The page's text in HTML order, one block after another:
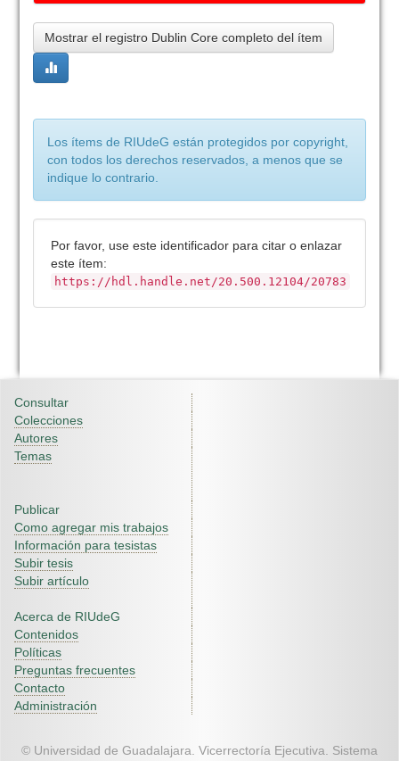
Mostrar el registro Dublin Core completo del ítem
Los ítems de RIUdeG están protegidos por copyright,
con todos los derechos reservados, a menos que se
indique lo contrario.
Por favor, use este identificador para citar o enlazar
este ítem:
https://hdl.handle.net/20.500.12104/20783
Consultar
Colecciones
Autores
Temas
Publicar
Como agregar mis trabajos
Información para tesistas
Subir tesis
Subir artículo
Acerca de RIUdeG
Contenidos
Políticas
Preguntas frecuentes
Contacto
Administración
© Universidad de Guadalajara. Vicerrectoría Ejecutiva. Sistema